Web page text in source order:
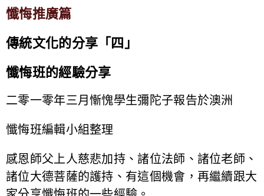
懺悔推廣篇
傳統文化的分享「四」
懺悔班的經驗分享
二零一零年三月慚愧學生彌陀子報告於澳洲
懺悔班編輯小組整理
感恩師父上人慈悲加持、諸位法師、諸位老師、
諸位大德菩薩的護持、有這個機會，再繼續跟大